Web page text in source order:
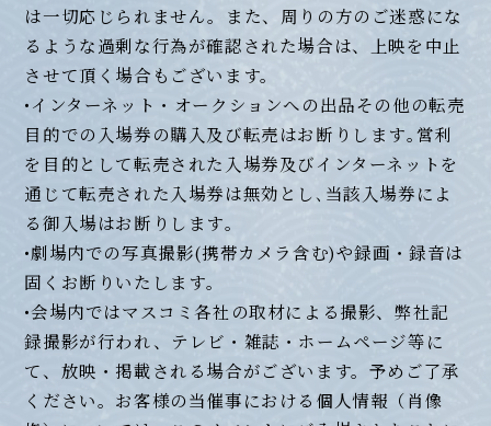
は一切応じられません。また、周りの方のご迷惑にな
るような過剰な行為が確認された場合は、上映を中止
させて頂く場合もございます。
•インターネット・オークションへの出品その他の転売
目的での入場券の購入及び転売はお断りします｡営利
を目的として転売された入場券及びインターネットを
通じて転売された入場券は無効とし､当該入場券によ
る御入場はお断りします｡
•劇場内での写真撮影(携帯カメラ含む)や録画・録音は
固くお断りいたします｡
•会場内ではマスコミ各社の取材による撮影、弊社記
録撮影が行われ、テレビ・雑誌・ホームページ等に
て、放映・掲載される場合がございます。予めご了承
ください。お客様の当催事における個人情報（肖像